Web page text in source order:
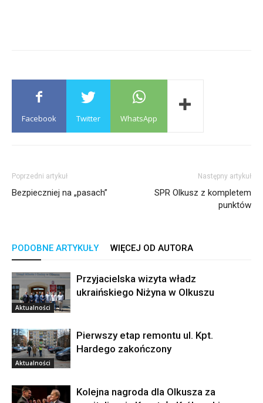
Facebook Twitter WhatsApp
Poprzedni artykuł
Bezpieczniej na „pasach”
Następny artykuł
SPR Olkusz z kompletem
punktów
PODOBNE ARTYKUŁY WIĘCEJ OD AUTORA
Aktualności
Przyjacielska wizyta władz
ukraińskiego Niżyna w Olkuszu
Aktualności
Pierwszy etap remontu ul. Kpt.
Hardego zakończony
Kolejna nagroda dla Olkusza za